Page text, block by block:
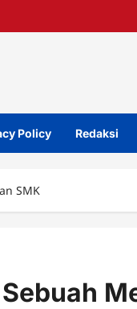
Policy Redaksi
SMK
Sebuah